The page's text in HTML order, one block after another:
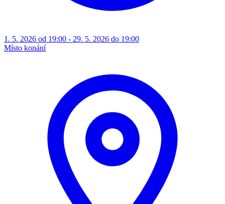
1. 5. 2026 od 19:00 - 29. 5. 2026 do 19:00
Místo konání